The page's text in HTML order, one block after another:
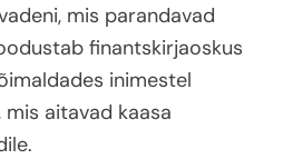
mis parandavad
finantskirjaoskus
inimestel
aitavad kaasa